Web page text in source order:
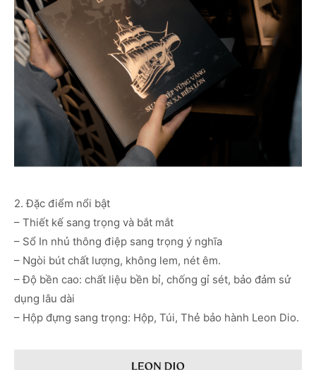
2. Đặc điểm nổi bật
– Thiết kế sang trọng và bắt mắt
– Sổ In nhủ thông điệp sang trọng ý nghĩa
– Ngòi bút chất lượng, không lem, nét êm.
– Độ bền cao: chất liệu bền bỉ, chống gỉ sét, bảo đảm sử
dụng lâu dài
– Hộp đựng sang trọng: Hộp, Túi, Thẻ bảo hành Leon Dio.